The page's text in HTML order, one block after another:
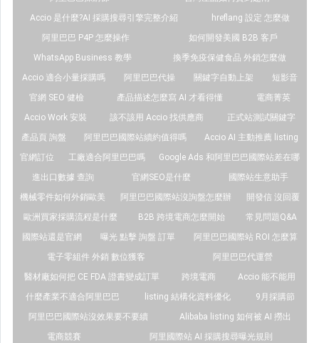
Accio 是什麼?AI 採購搜尋引擎完整介紹
hreflang 設定 怎麼做
阿里巴巴 P4P 怎麼操作
如何開發美國 B2B 客戶
WhatsApp Business 教學
換季免疫保健食品 外銷怎麼做
Accio 適合小量採購嗎
阿里巴巴代操 關鍵字自動上架
短影音
官網 SEO 健檢
產品描述怎麼寫 AI 才看得懂
電商菁英
Accio Work 安裝
該不該用 Accio 找供應商
正式站測試關鍵字
產品頁 詢盤
阿里巴巴國際站續約值得嗎
Accio AI 主動推薦 listing
官網訂位
工廠適合阿里巴巴嗎
Google Ads 和阿里巴巴國際站差在哪
進出口數據 查詢
官網SEO是什麼
國際站生意助手
機械零件如何外銷歐美
阿里巴巴國際站沒詢盤怎麼辦
開發信 沒回覆
歐洲買家採購流程是什麼
B2B 跨境電商怎麼開始
常見問題Q&A
國際站還是官網
曝光 點擊 詢盤 訂單
阿里巴巴國際站 ROI 怎麼算
電子零組件 外銷 數位獲客
阿里巴巴代運營
醫材廠如何把 CE FDA 證書變成訂單
跨境電商
Accio 能不能用
什麼產業不適合阿里巴巴
listing 結構化資料優化
9月採購節
阿里巴巴國際站沒效果要不要續
Alibaba listing 如何被 AI 撈出
電商競賽
阿里國際站 AI 採購搜尋曝光規則